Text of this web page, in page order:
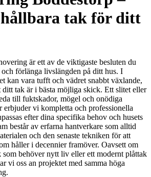
tak för ditt
är ett av de viktigaste besluten du
förlänga livslängden på ditt hus. I
kan vara tufft och vädret snabbt växlande,
tak är i bästa möjliga skick. Ett slitet eller
till fuktskador, mögel och onödiga
erbjuder vi kompletta och professionella
efter dina specifika behov och husets
består av erfarna hantverkare som alltid
och den senaste tekniken för att
håller i decennier framöver. Oavsett om
som behöver nytt liv eller ett modernt plåttak
vi oss an projektet med samma höga